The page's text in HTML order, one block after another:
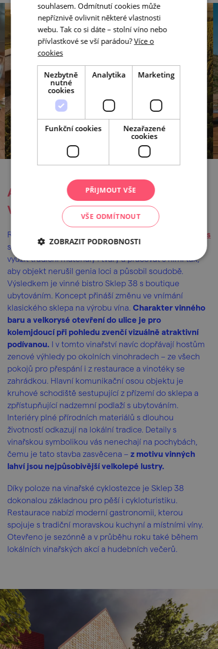
A kam na závěr? Za pohodou do
Velkých Bílovic
Rodinné
Hua Hua Architects
se zadáním: navázat na místní tradici vinných sklípků,
využít tradiční materiály i tvary a pracovat s nimi tak,
aby objekt nerušil genia loci a působil soudobě.
Výsledkem je vinné bistro Sklep 38 s boutique
ubytováním. Koncept přináší změnu ve vnímání
klasického sklepa na výrobu vína. Charakter vinného
baru a velkorysé otevření do ulice je pro
kolemjdoucí při pohledu zvenčí vizuálně atraktivní
podívanou. I v tomto vinařství navíc dopřávají hostům
zenové výhledy po okolních vinohradech – ze všech
pokojů pro přespání i z restaurace a vinotéky se
zahrádkou. Hlavní komunikační osou objektu je
kruhové schodiště sestupující z přízemí do sklepa a
zpřístupňující nadzemní podlaží s ubytováním.
Interiéry plné přírodních materiálů s dlouhou
životností odkazují na lokální tradice. Detaily s
vinařskou symbolikou vás nenechají na pochybách,
čemu je tato stavba zasvěcena – z motivu vinných
lahví jsou nejpůsobivější velkolepé lustry.
Díky poloze na vinařské cyklostezce je Sklep 38
dokonalou základnou pro pěší i cykloturistiku.
Restaurace nabízí moderní gastronomii, kterou
spojuje s tradiční moravskou kuchyní a místními víny.
Otevřeno je sezónně a v průběhu roku také během
lokálních vinařských akcí a hudebních večerů.
souhlasem. Odmítnutí cookies může
nepříznivě ovlivnit některé vlastnosti
webu. Tak co si dáte – stolní víno nebo
přívlastkové se vší parádou?Více o
cookies
Nezbytně
nutné
cookies
Analytika Marketing
Funkční cookies
Nezařazené
cookies
PŘIJMOUT VŠE
VŠE ODMÍTNOUT
ZOBRAZIT PODROBNOSTI